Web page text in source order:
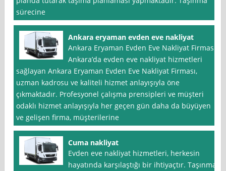
sürecine
Ankara eryaman evden eve nakliyat
Ankara Eryaman Evden Eve Nakliyat Firması
Ankara’da evden eve nakliyat hizmetleri
sağlayan Ankara Eryaman Evden Eve Nakliyat Firması,
uzman kadrosu ve kaliteli hizmet anlayışıyla öne
çıkmaktadır. Profesyonel çalışma prensipleri ve müşteri
odaklı hizmet anlayışıyla her geçen gün daha da büyüyen
ve gelişen firma, müşterilerine
Cuma nakliyat
Evden eve nakliyat hizmetleri, herkesin
hayatında karşılaştığı bir ihtiyaçtır. Taşınma